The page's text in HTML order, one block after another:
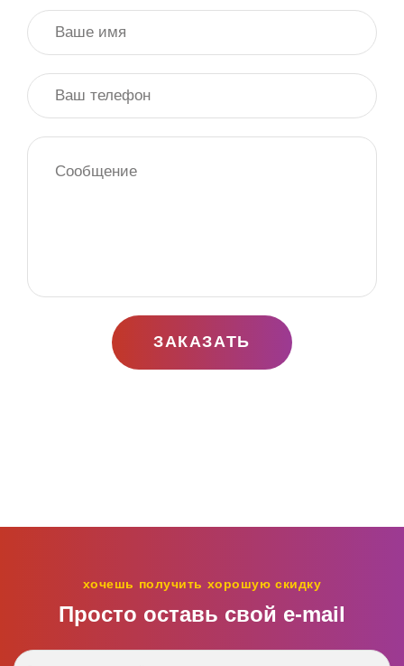
ЗАКАЗАТЬ
хочешь получить хорошую скидку
Просто оставь свой e‑mail